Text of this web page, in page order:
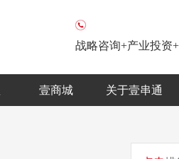
战略咨询+产业投资
壹商城 关于壹串通